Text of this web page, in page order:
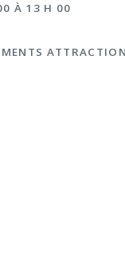
À 13 H 00